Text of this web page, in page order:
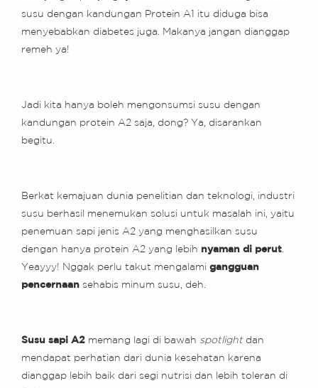
susu dengan kandungan Protein A1 itu diduga bisa
menyebabkan diabetes juga. Makanya jangan dianggap
remeh ya!
Jadi kita hanya boleh mengonsumsi susu dengan
kandungan protein A2 saja, dong? Ya, disarankan
begitu.
Berkat kemajuan dunia penelitian dan teknologi, industri
susu berhasil menemukan solusi untuk masalah ini, yaitu
penemuan sapi jenis A2 yang menghasilkan susu
dengan hanya protein A2 yang lebih nyaman di perut
Yeayyy! Nggak perlu takut mengalami gangguan
pencernaan sehabis minum susu, deh.
Susu sapi A2 memang lagi di bawah spotlightdan
mendapat perhatian dari dunia kesehatan karena
dianggap lebih baik dari segi nutrisi dan lebih toleran di